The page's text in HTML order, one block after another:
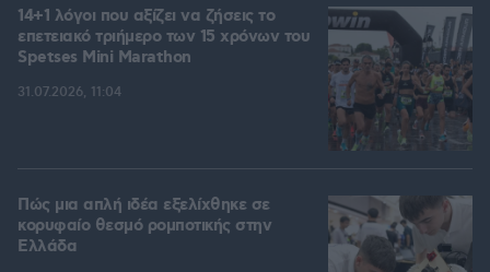
14+1 λόγοι που αξίζει να ζήσεις το
επετειακό τριήμερο των 15 χρόνων του
Spetses Mini Marathon
31.07.2026, 11:04
Πώς μια απλή ιδέα εξελίχθηκε σε
κορυφαίο θεσμό ρομποτικής στην
Ελλάδα